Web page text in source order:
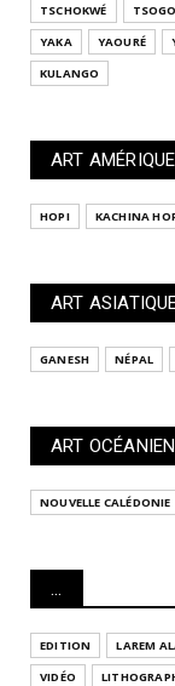
TSCHOKWÉ
TSOGO
YAKA
YAOURÉ
KULANGO
ART
HOPI KACHINA
ART
GANESH NÉPAL
ART OCÉANIEN
NOUVELLE CALÉDONIE
...
EDITION LAREM
VIDÉO